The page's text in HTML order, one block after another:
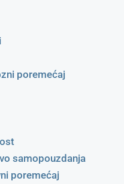
poremećaj
samopouzdanja
poremećaj